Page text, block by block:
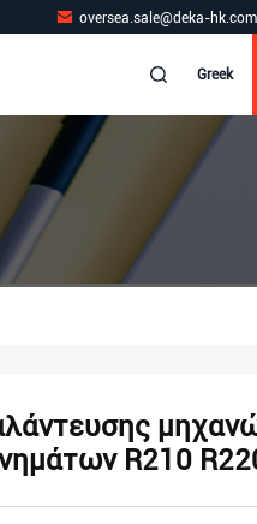
oversea.sale@deka-hk.com
Greek
R210